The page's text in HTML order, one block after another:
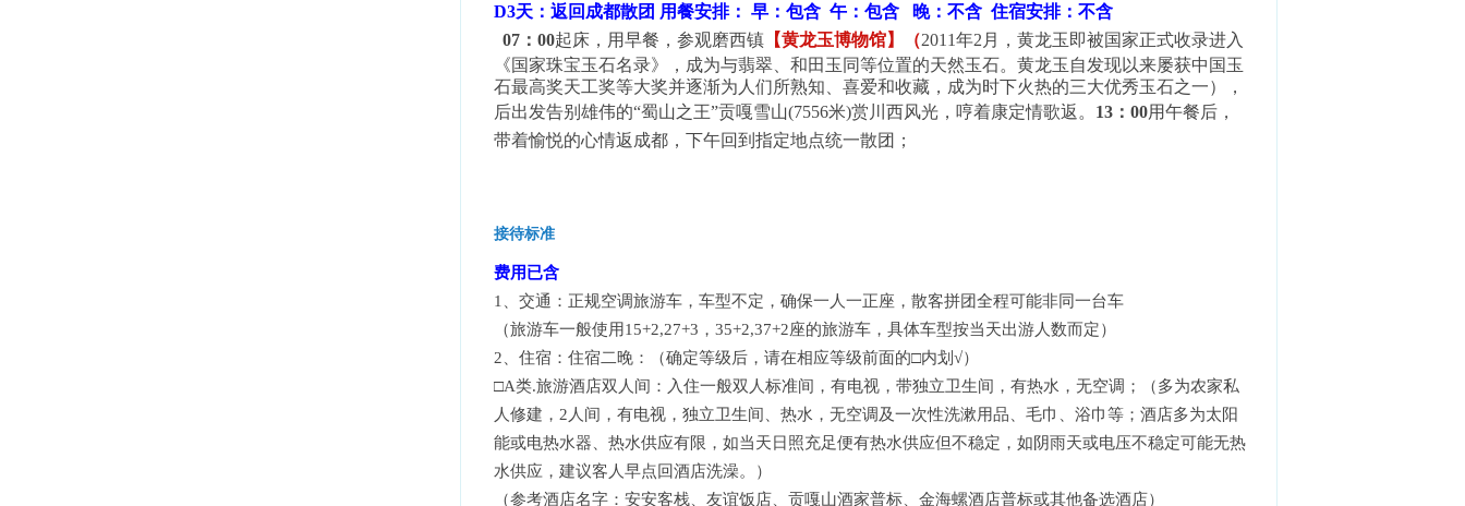
D3天：返回成都散团 用餐安排： 早：包含 午：包含 晚：不含 住宿安排：不含
07 ： 00起床，用早餐，参观磨西镇 【黄龙玉博物馆】（2011年2 月，黄龙玉即被国家正式收录进入
《国家珠宝玉石名录》，成为与翡翠、和田玉同等位置的天然玉石。黄龙玉自发现以来屡获中国玉
石最高奖天工奖等大奖并逐渐为人们所熟知、喜爱和收藏，成为时下火热的三大优秀玉石之一），
后出发告别雄伟的“蜀山之王”贡嘎雪山(7556米)赏川西风光，哼着康定情歌返。 13 ： 00用午餐后，
带着愉悦的心情返成都，下午回到指定地点统一散团；
接待标准
费用已含
1、交通：正规空调旅游车，车型不定，确保一人一正座，散客拼团全程可能非同一台车
（旅游车一般使用15+2,27+3，35+2,37+2座的旅游车，具体车型按当天出游人数而定）
2、住宿：住宿二晚：（确定等级后，请在相应等级前面的□内划√）
□A类.旅游酒店双人间：入住一般双人标准间，有电视，带独立卫生间，有热水，无空调；（多为农家私
人修建，2人间，有电视，独立卫生间、热水，无空调及一次性洗漱用品、毛巾、浴巾等；酒店多为太阳
能或电热水器、热水供应有限，如当天日照充足便有热水供应但不稳定，如阴雨天或电压不稳定可能无热
水供应，建议客人早点回酒店洗澡。）
（参考酒店名字：安安客栈、友谊饭店、贡嘎山酒家普标、金海螺酒店普标或其他备选酒店）